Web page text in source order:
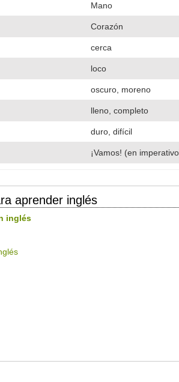
Mano
Corazón
cerca
loco
oscuro, moreno
lleno, completo
duro, difícil
¡Vamos! (en
aprender inglés
inglés